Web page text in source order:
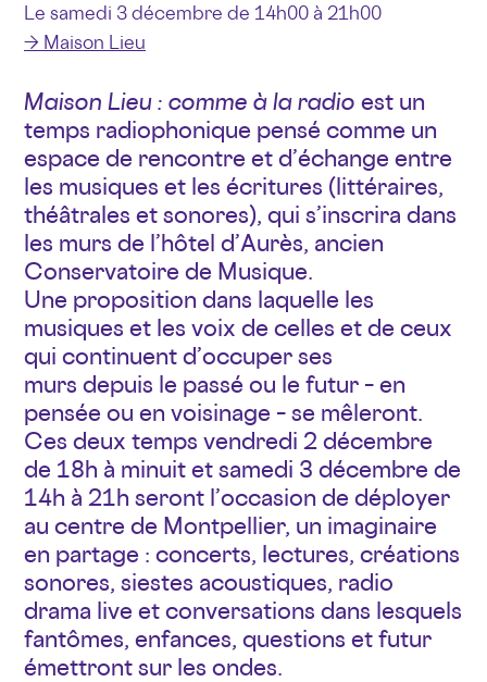
Le samedi 3 décembre de 14h00 à 21h00
→ Maison Lieu
Maison Lieu : comme à la radio est un
temps radiophonique pensé comme un
espace de rencontre et d’échange entre
les musiques et les écritures (littéraires,
théâtrales et sonores), qui s’inscrira dans
les murs de l’hôtel d’Aurès, ancien
Conservatoire de Musique.
Une proposition dans laquelle les
musiques et les voix de celles et de ceux
qui continuent d’occuper ses
murs depuis le passé ou le futur – en
pensée ou en voisinage – se mêleront.
Ces deux temps vendredi 2 décembre
de 18h à minuit et samedi 3 décembre de
14h à 21h seront l’occasion de déployer
au centre de Montpellier, un imaginaire
en partage : concerts, lectures, créations
sonores, siestes acoustiques, radio
drama live et conversations dans lesquels
fantômes, enfances, questions et futur
émettront sur les ondes.